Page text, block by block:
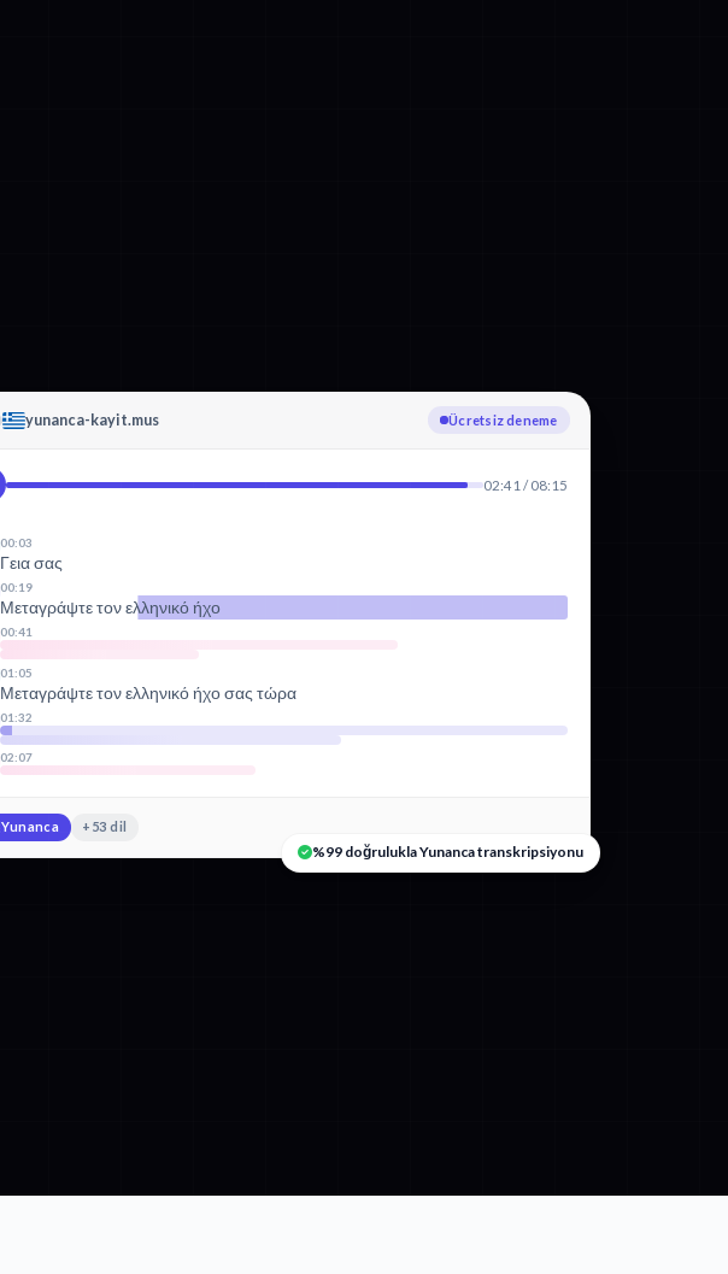
yunanca-kayit.mus Yükleniyor
02:41 / 08:15
00:03
Γεια σας
00:19
Μεταγράψτε τον ελληνικό ήχο
00:41
01:05
Μεταγράψτε τον ελληνικό ήχο σας τώρα
01:32
02:07
Yunanca +53 dil
%99 doğrulukla Yunanca transkripsiyonu